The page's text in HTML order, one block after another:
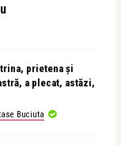
OPERA ȘI BALET
prietena și
a plecat, astăzi,
Buciuta